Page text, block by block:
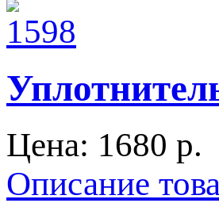
Цена: 1680 p.
Описание